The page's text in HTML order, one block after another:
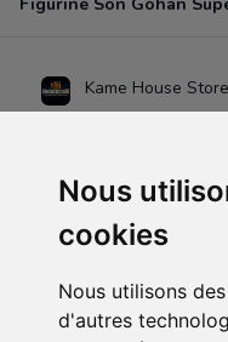
Nous
cookies
Nous utilisons
d'autres
Kame House Store